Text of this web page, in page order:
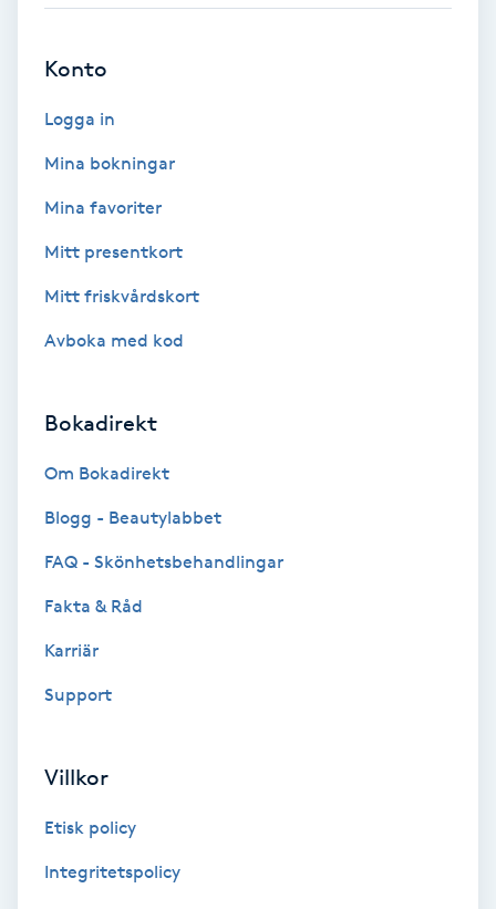
Hot yoga
Hudföryngring
Hudvård
Hypnos
Hårbottenbehandling
Hårförlängning
Konto
Logga in
Mina bokningar
Mina favoriter
Mitt presentkort
Mitt friskvårdskort
Avboka med kod
Bokadirekt
Om Bokadirekt
Blogg - Beautylabbet
FAQ - Skönhetsbehandlingar
Fakta & Råd
Karriär
Support
Villkor
Etisk policy
Integritetspolicy